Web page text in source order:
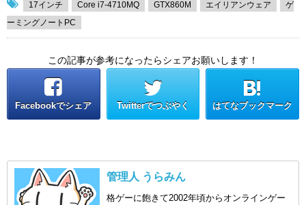
17インチ Core i7-4710MQ GTX860M エイリアンウェア
ゲ
ーミングノートPC
この記事が参考になったらシェアお願いします！
Facebookでシェア Twitterでつぶやく はてなブックマーク
管理人 うらみん
格ゲーに飽きて2002年頃からオンラインゲー